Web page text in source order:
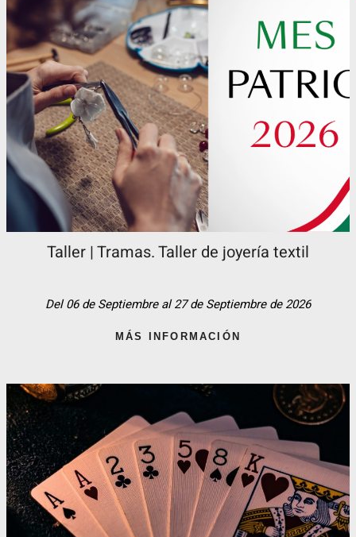
Taller | Tramas. Taller de joyería textil
Del 06 de Septiembre al 27 de Septiembre de 2026
MÁS INFORMACIÓN